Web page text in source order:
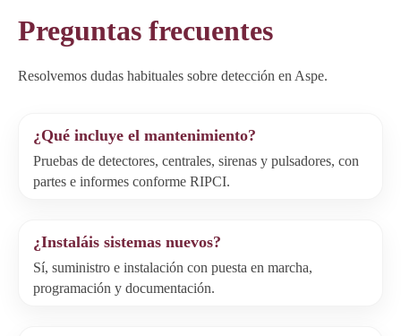
Preguntas frecuentes
Resolvemos dudas habituales sobre detección en Aspe.
¿Qué incluye el mantenimiento?
Pruebas de detectores, centrales, sirenas y pulsadores, con
partes e informes conforme RIPCI.
¿Instaláis sistemas nuevos?
Sí, suministro e instalación con puesta en marcha,
programación y documentación.